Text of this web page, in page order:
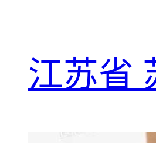
江苏省